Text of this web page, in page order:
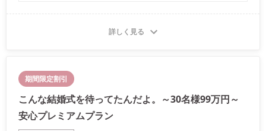
詳しく見る
期間限定割引
こんな結婚式を待ってたんだよ。～30名様99万円～
安心プレミアムプラン